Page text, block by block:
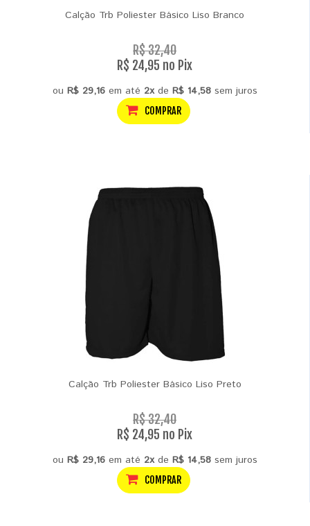
Calção Trb Poliester Básico Liso Branco
R$ 32,40
R$ 24,95 no Pix
ou R$ 29,16em até 2xde R$ 14,58sem juros
COMPRAR
Calção Trb Poliester Básico Liso Preto
R$ 32,40
R$ 24,95 no Pix
ou R$ 29,16em até 2xde R$ 14,58sem juros
COMPRAR